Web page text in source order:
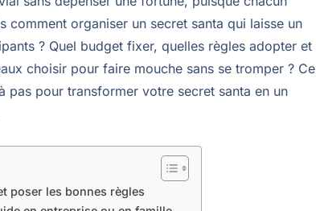
comment organiser un secret santa qui laisse un
? Quel budget fixer, quelles règles adopter et
choisir pour faire mouche sans se tromper ? Ce
pas pour transformer votre secret santa en un
poser les bonnes règles